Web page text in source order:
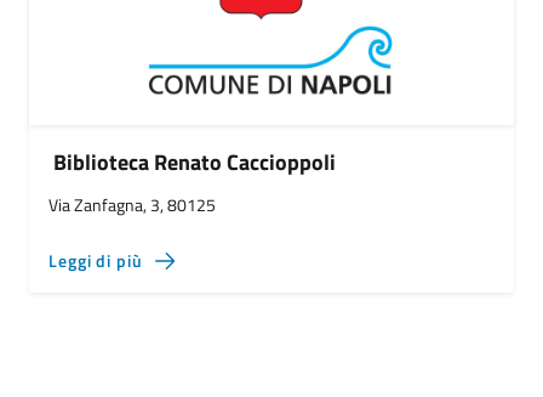
Biblioteca Renato Caccioppoli
Via Zanfagna, 3, 80125
Leggi di più